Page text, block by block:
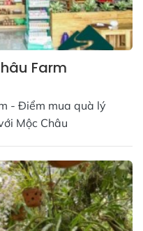
Farm
- Điểm mua quà lý
Mộc Châu